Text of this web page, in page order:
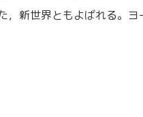
，新世界ともよばれる。